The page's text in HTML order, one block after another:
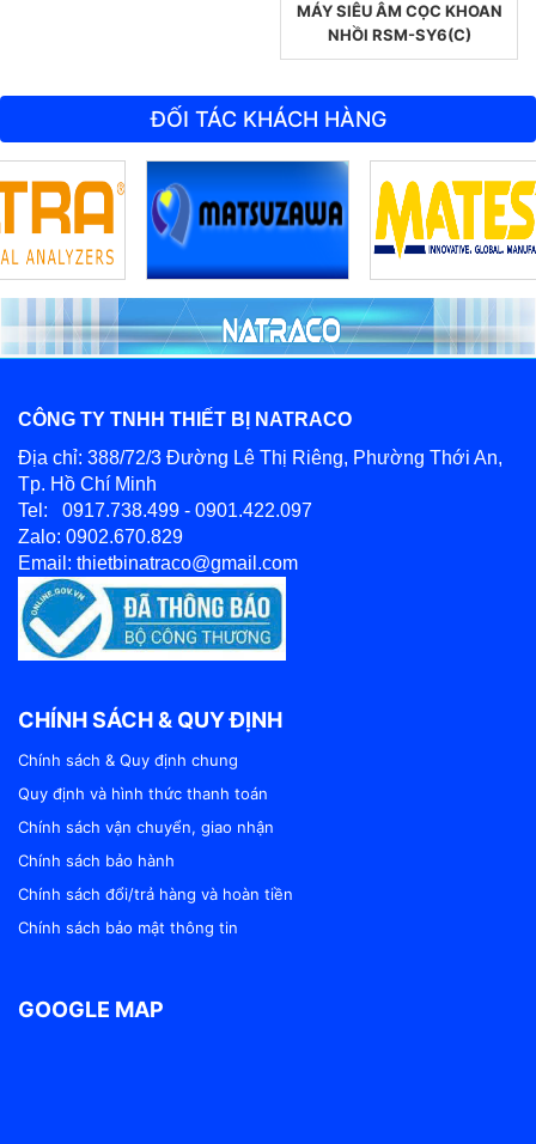
MÁY SIÊU ÂM CỌC KHOAN
NHỒI RSM-SY6(C)
ĐỐI TÁC KHÁCH HÀNG
CÔNG TY TNHH THIẾT BỊ NATRACO
Địa chỉ: 388/72/3 Đường Lê Thị Riêng, Phường Thới An,
Tp. Hồ Chí Minh
Tel: 0917.738.499 - 0901.422.097
Zalo: 0902.670.829
Email: thietbinatraco@gmail.com
CHÍNH SÁCH & QUY ĐỊNH
Chính sách & Quy định chung
Quy định và hình thức thanh toán
Chính sách vận chuyển, giao nhận
Chính sách bảo hành
Chính sách đổi/trả hàng và hoàn tiền
Chính sách bảo mật thông tin
GOOGLE MAP